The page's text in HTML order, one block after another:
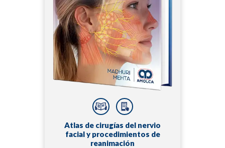
Atlas de cirugías del nervio
facial y procedimientos de
reanimación